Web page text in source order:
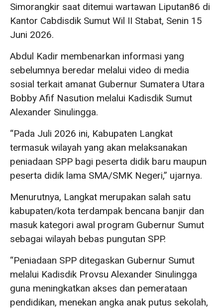
Simorangkir saat ditemui wartawan Liputan86 di
Kantor Cabdisdik Sumut Wil II Stabat, Senin 15
Juni 2026.
Abdul Kadir membenarkan informasi yang
sebelumnya beredar melalui video di media
sosial terkait amanat Gubernur Sumatera Utara
Bobby Afif Nasution melalui Kadisdik Sumut
Alexander Sinulingga.
“Pada Juli 2026 ini, Kabupaten Langkat
termasuk wilayah yang akan melaksanakan
peniadaan SPP bagi peserta didik baru maupun
peserta didik lama SMA/SMK Negeri,” ujarnya.
Menurutnya, Langkat merupakan salah satu
kabupaten/kota terdampak bencana banjir dan
masuk kategori awal program Gubernur Sumut
sebagai wilayah bebas pungutan SPP.
“Peniadaan SPP ditegaskan Gubernur Sumut
melalui Kadisdik Provsu Alexander Sinulingga
guna meningkatkan akses dan pemerataan
pendidikan, menekan angka anak putus sekolah,